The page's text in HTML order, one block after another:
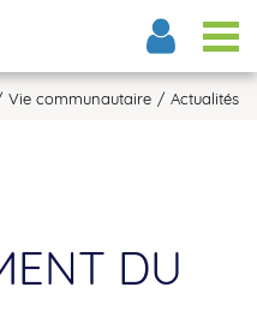
Vie communautaire Actualités
DU